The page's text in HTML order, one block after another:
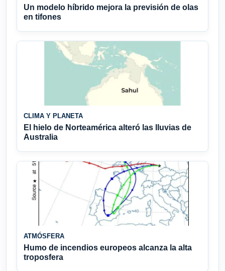
Un modelo híbrido mejora la previsión de olas
en tifones
CLIMA Y PLANETA
El hielo de Norteamérica alteró las lluvias de
Australia
ATMÓSFERA
Humo de incendios europeos alcanza la alta
troposfera